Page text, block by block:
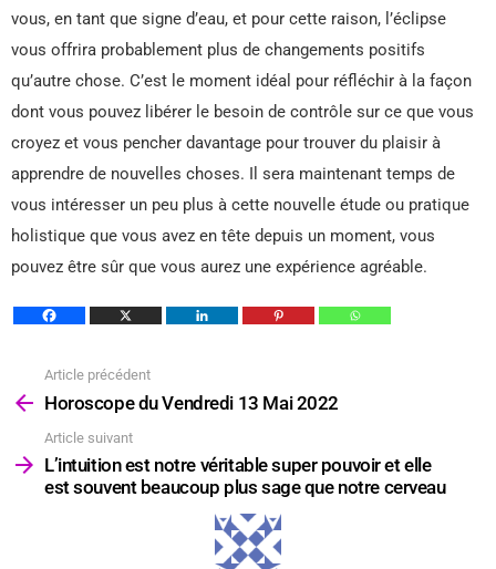
vous, en tant que signe d’eau, et pour cette raison, l’éclipse
vous offrira probablement plus de changements positifs
qu’autre chose. C’est le moment idéal pour réfléchir à la façon
dont vous pouvez libérer le besoin de contrôle sur ce que vous
croyez et vous pencher davantage pour trouver du plaisir à
apprendre de nouvelles choses. Il sera maintenant temps de
vous intéresser un peu plus à cette nouvelle étude ou pratique
holistique que vous avez en tête depuis un moment, vous
pouvez être sûr que vous aurez une expérience agréable.
plus
Article précédent
Horoscope du Vendredi 13 Mai 2022
Article suivant
L’intuition est notre véritable super pouvoir et elle
est souvent beaucoup plus sage que notre cerveau